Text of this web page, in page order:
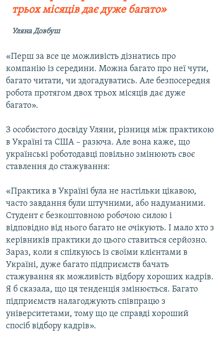
трьох місяців дає дуже багато»
Уляна Довбуш
«Перш за все це можливість дізнатись про
компанію із середини. Можна багато про неї чути,
багато читати, чи здогадуватись. Але безпосередня
робота протягом двох трьох місяців дає дуже
багато».
З особистого досвіду Уляни, різниця між практикою
в Україні та США – разюча. Але вона каже, що
українські роботодавці повільно змінюють своє
ставлення до стажування:
«Практика в Україні була не настільки цікавою,
часто завдання були штучними, або надуманими.
Студент є безкоштовною робочою силою і
відповідно від нього багато не очікують. І мало хто з
керівників практики до цього ставиться серйозно.
Зараз, коли я спілкуюсь із своїми клієнтами в
Україні, дуже багато підприємств бачать
стажування як можливість відбору хороших кадрів.
Я б сказала, що ця тенденція змінюється. Багато
підприємств налагоджують співпрацю з
університетами, тому що це справді хороший
спосіб відбору кадрів».